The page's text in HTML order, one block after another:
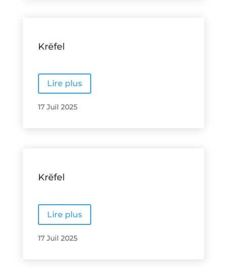
Krëfel
Lire plus
17 Juil 2025
Krëfel
Lire plus
17 Juil 2025